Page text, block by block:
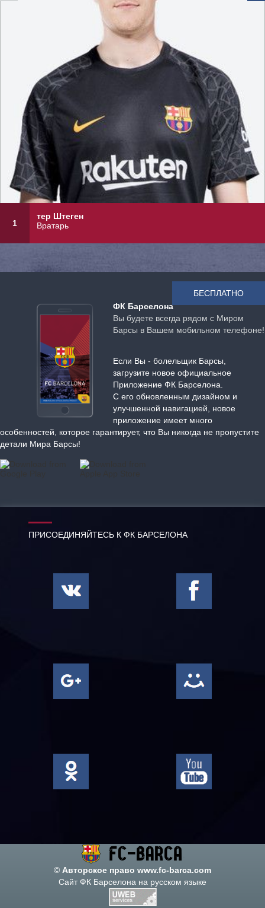
1
тер Штеген
Вратарь
ФК Барселона
Вы будете всегда рядом с Миром
Барсы в Вашем мобильном телефоне!
Если Вы - болельщик Барсы,
загрузите новое официальное
Приложение ФК Барселона.
С его обновленным дизайном и
улучшенной навигацией, новое
приложение имеет много
особенностей, которое гарантирует, что Вы никогда не пропустите
детали Мира Барсы!
БЕСПЛАТНО
ПРИСОЕДИНЯЙТЕСЬ К ФК БАРСЕЛОНА
© Авторское право www.fc-barca.com
Сайт ФК Барселона на русском языке